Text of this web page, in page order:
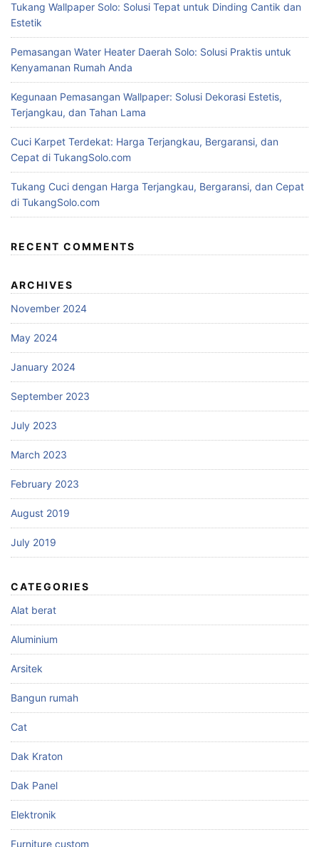
Tukang Wallpaper Solo: Solusi Tepat untuk Dinding Cantik dan
Estetik
Pemasangan Water Heater Daerah Solo: Solusi Praktis untuk
Kenyamanan Rumah Anda
Kegunaan Pemasangan Wallpaper: Solusi Dekorasi Estetis,
Terjangkau, dan Tahan Lama
Cuci Karpet Terdekat: Harga Terjangkau, Bergaransi, dan
Cepat di TukangSolo.com
Tukang Cuci dengan Harga Terjangkau, Bergaransi, dan Cepat
di TukangSolo.com
RECENT COMMENTS
ARCHIVES
November 2024
May 2024
January 2024
September 2023
July 2023
March 2023
February 2023
August 2019
July 2019
CATEGORIES
Alat berat
Aluminium
Arsitek
Bangun rumah
Cat
Dak Kraton
Dak Panel
Elektronik
Furniture custom